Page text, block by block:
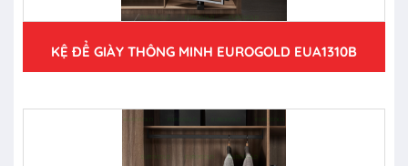
KỆ ĐỂ GIÀY THÔNG MINH EUROGOLD EUA1310B